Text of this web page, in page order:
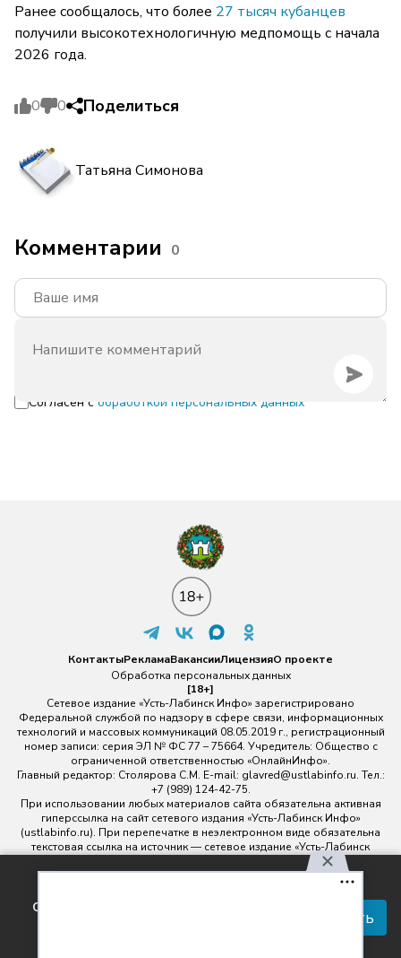
Ранее сообщалось, что более 27 тысяч кубанцев
получили высокотехнологичную медпомощь с начала
2026 года.
0 0 Поделиться
Татьяна Симонова
Комментарии 0
Согласен с обработкой персональных данных
соглашаетесь с правилами
Принять
КонтактыРекламаВакансииЛицензияО проекте
Обработка персональных данных
[18+]
Сетевое издание «Усть-Лабинск Инфо» зарегистрировано
Федеральной службой по надзору в сфере связи, информационных
технологий и массовых коммуникаций 08.05.2019 г., регистрационный
номер записи: серия ЭЛ № ФС 77 – 75664. Учредитель: Общество с
ограниченной ответственностью «ОнлайнИнфо».
Главный редактор: Столярова С.М. E-mail: glavred@ustlabinfo.ru. Тел.:
+7 (989) 124-42-75.
При использовании любых материалов сайта обязательна активная
гиперссылка на сайт сетевого издания «Усть-Лабинск Инфо»
(ustlabinfo.ru). При перепечатке в неэлектронном виде обязательна
текстовая ссылка на источник — сетевое издание «Усть-Лабинск
Использование фото- и видеоматериалов без письменного